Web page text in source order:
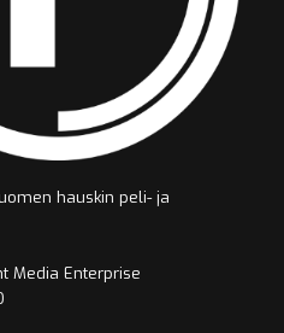
hauskin peli- ja
Media Enterprise